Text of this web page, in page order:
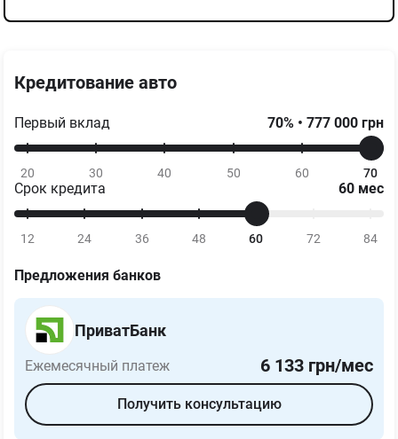
Кредитование авто
Первый вклад 70% • 777 000 грн
20 30 40 50 60 70
Срок кредита 60 мес
12 24 36 48 60 72 84
Предложения банков
ПриватБанк
Ежемесячный платеж 6 133 грн/мес
Получить консультацию